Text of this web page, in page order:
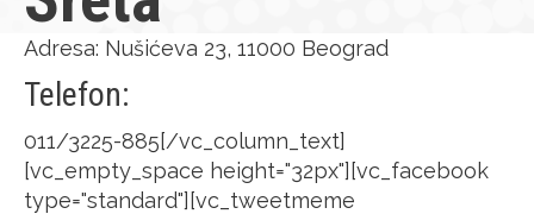
Adresa: Nušićeva 23, 11000 Beograd
Telefon:
011/3225-885[/vc_column_text]
[vc_empty_space height="32px"][vc_facebook
type="standard"][vc_tweetmeme